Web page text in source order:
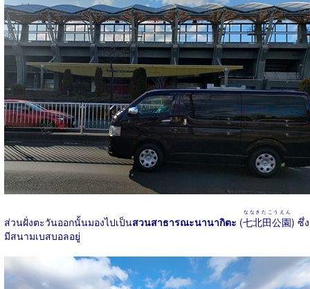
ส่วนฝั่งตะวันออกนั้นมองไปเป็นสวนสาธารณะนานากิตะ (七北田公園
ななきたこうえん
) ซึ่ง
มีสนามเบสบอลอยู่